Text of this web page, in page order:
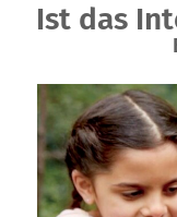
Ist das